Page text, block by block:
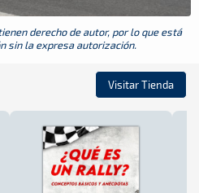
derecho de autor, por lo que está
sin la expresa autorización.
Visitar Tienda